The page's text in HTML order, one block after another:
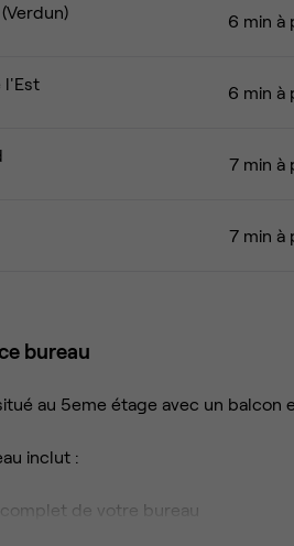
6 min à
l'Est 6 min à
7 min à
7 min à
bureau
au 5eme étage avec un balcon
inclut :
complet de votre bureau
partagé haut débit